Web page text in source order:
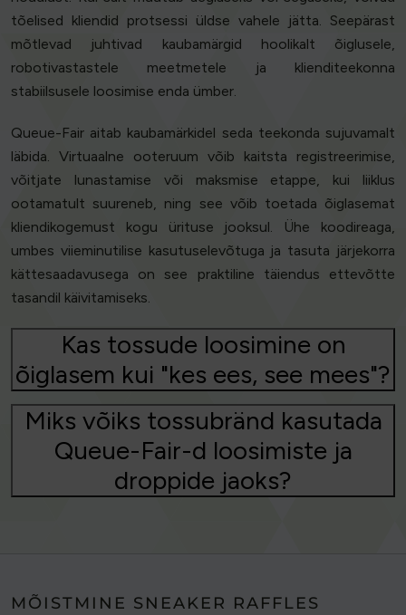
tõelised kliendid protsessi üldse vahele jätta. Seepärast
mõtlevad juhtivad kaubamärgid hoolikalt õiglusele,
robotivastastele meetmetele ja klienditeekonna
stabiilsusele loosimise enda ümber.
Queue-Fair aitab kaubamärkidel seda teekonda sujuvamalt
läbida. Virtuaalne ooteruum võib kaitsta registreerimise,
võitjate lunastamise või maksmise etappe, kui liiklus
ootamatult suureneb, ning see võib toetada õiglasemat
kliendikogemust kogu ürituse jooksul. Ühe koodireaga,
umbes viieminutilise kasutuselevõtuga ja tasuta järjekorra
kättesaadavusega on see praktiline täiendus ettevõtte
tasandil käivitamiseks.
Kas tossude loosimine on
õiglasem kui "kes ees, see mees"?
Miks võiks tossubränd kasutada
Queue-Fair-d loosimiste ja
droppide jaoks?
MÕISTMINE SNEAKER RAFFLES